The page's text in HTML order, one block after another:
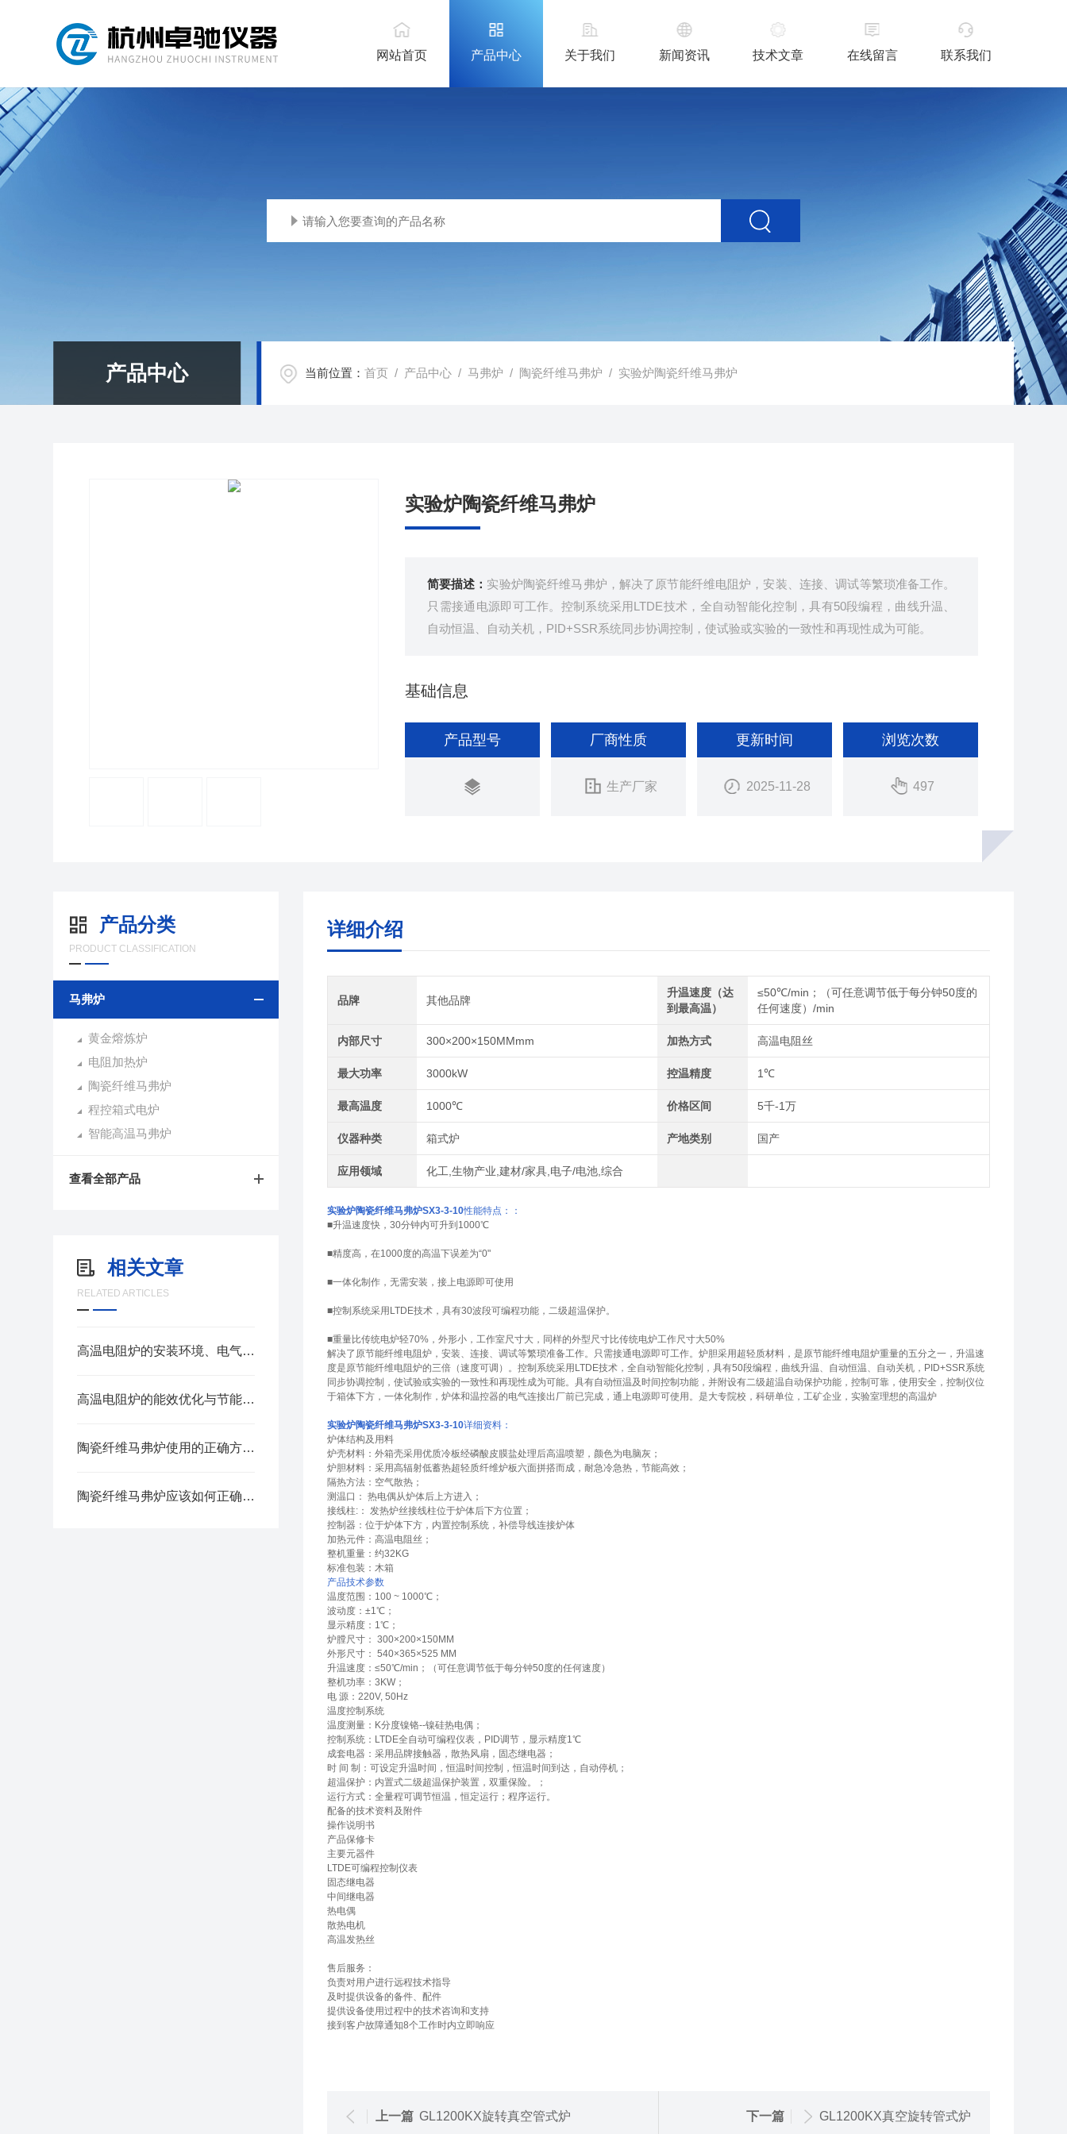
网站首页 产品中心 关于我们 新闻资讯 技术文章 在线留言 联系我们
产品中心 当前位置：首页 / 产品中心 /马弗炉 / 陶瓷纤维马弗炉 / 实验炉陶瓷纤维马弗炉
实验炉陶瓷纤维马弗炉
简要描述： 实验炉陶瓷纤维马弗炉，解决了原节能纤维电阻炉，安装、连接、调试等繁琐准备工作。
只需接通电源即可工作。控制系统采用LTDE技术，全自动智能化控制，具有50段编程，曲线升温、
自动恒温、自动关机，PID+SSR系统同步协调控制，使试验或实验的一致性和再现性成为可能。
基础信息
产品型号 厂商性质
生产厂家
更新时间
2025-11-28
浏览次数
497
产品分类
PRODUCT CLASSIFICATION
马弗炉
黄金熔炼炉
电阻加热炉
陶瓷纤维马弗炉
程控箱式电炉
智能高温马弗炉
查看全部产品
相关文章
RELATED ARTICLES
高温电阻炉的安装环境、电气安全与操作防护要求
高温电阻炉的能效优化与节能设计说明
陶瓷纤维马弗炉使用的正确方法和注意事项
陶瓷纤维马弗炉应该如何正确的安装使用
详细介绍
品牌 其他品牌
升温速度（达
到最高温）
≤50℃/min；（可任意调节低于每分钟50度的
任何速度）/min
内部尺寸 300×200×150MMmm 加热方式 高温电阻丝
最大功率 3000kW 控温精度 1℃
最高温度 1000℃ 价格区间 5千-1万
仪器种类 箱式炉 产地类别 国产
应用领域 化工,生物产业,建材/家具,电子/电池,综合
实验炉陶瓷纤维马弗炉SX3-3-10性能特点：：
■升温速度快，30分钟内可升到1000℃
■精度高，在1000度的高温下误差为“0"
■一体化制作，无需安装， 接上电源即可使用
■控制系统采用LTDE技术，具有30波段可编程功能，二级超温保护。
■重量比传统电炉轻70%，外形小，工作室尺寸大，同样的外型尺寸比传统电炉工作尺寸大50%
解决了原节能纤维电阻炉，安装、连接、调试等繁琐准备工作。只需接通电源即可工作。炉胆采用超轻质材料，是原节能纤维电阻炉重量的五分之一，升温速
度是原节能纤维电阻炉的三倍（速度可调）。控制系统采用LTDE技术，全自动智能化控制，具有50段编程，曲线升温、自动恒温、自动关机，PID+SSR系统
同步协调控制，使试验或实验的一致性和再现性成为可能。具有自动恒温及时间控制功能，并附设有二级超温自动保护功能，控制可靠，使用安全，控制仪位
于箱体下方，一体化制作，炉体和温控器的电气连接出厂前已完成，通上电源即可使用。是大专院校，科研单位，工矿企业，实验室理想的高温炉
实验炉陶瓷纤维马弗炉SX3-3-10详细资料：
炉体结构及用料
炉壳材料：外箱壳采用优质冷板经磷酸皮膜盐处理后高温喷塑，颜色为电脑灰；
炉胆材料：采用高辐射低蓄热超轻质纤维炉板六面拼搭而成，耐急冷急热，节能高效；
隔热方法：空气散热；
测温口： 热电偶从炉体后上方进入；
接线柱:： 发热炉丝接线柱位于炉体后下方位置；
控制器：位于炉体下方，内置控制系统，补偿导线连接炉体
加热元件：高温电阻丝；
整机重量：约32KG
标准包装：木箱
产品技术参数
温度范围：100 ~ 1000℃；
波动度：±1℃；
显示精度：1℃；
炉膛尺寸： 300×200×150MM
外形尺寸： 540×365×525 MM
升温速度：≤50℃/min；（可任意调节低于每分钟50度的任何速度）
整机功率：3KW；
电 源：220V, 50Hz
温度控制系统
温度测量：K分度镍铬--镍硅热电偶；
控制系统：LTDE全自动可编程仪表，PID调节，显示精度1℃
成套电器：采用品牌接触器，散热风扇，固态继电器；
时 间 制：可设定升温时间，恒温时间控制，恒温时间到达，自动停机；
超温保护：内置式二级超温保护装置，双重保险。；
运行方式：全量程可调节恒温，恒定运行；程序运行。
配备的技术资料及附件
操作说明书
产品保修卡
主要元器件
LTDE可编程控制仪表
固态继电器
中间继电器
热电偶
散热电机
高温发热丝
售后服务：
负责对用户进行远程技术指导
及时提供设备的备件、配件
提供设备使用过程中的技术咨询和支持
接到客户故障通知8个工作时内立即响应
上一篇 GL1200KX旋转真空管式炉 下一篇 GL1200KX真空旋转管式炉